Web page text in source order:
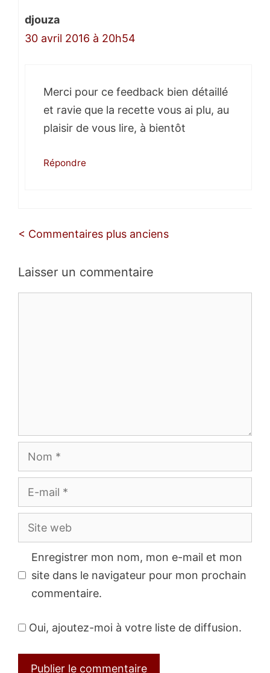
djouza
30 avril 2016 à 20h54
Merci pour ce feedback bien détaillé
et ravie que la recette vous ai plu, au
plaisir de vous lire, à bientôt
Répondre
Navigation
commentaires
< Commentaires plus anciens
Laisser un commentaire
Nom
E-
mail
Site
web
Enregistrer mon nom, mon e-mail et mon
site dans le navigateur pour mon prochain
commentaire.
Oui, ajoutez-moi à votre liste de diffusion.